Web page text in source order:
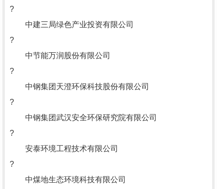
?
中建三局绿色产业投资有限公司
?
中节能万润股份有限公司
?
中钢集团天澄环保科技股份有限公司
?
中钢集团武汉安全环保研究院有限公司
?
安泰环境工程技术有限公司
?
中煤地生态环境科技有限公司